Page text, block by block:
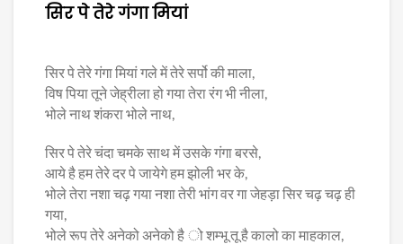
सिर पे तेरे गंगा मियां
सिर पे तेरे गंगा मियां गले में तेरे सर्पो की माला,
विष पिया तूने जेह्रीला हो गया तेरा रंग भी नीला,
भोले नाथ शंकरा भोले नाथ,
सिर पे तेरे चंदा चमके साथ में उसके गंगा बरसे,
आये है हम तेरे दर पे जायेगे हम झोली भर के,
भोले तेरा नशा चढ़ गया नशा तेरी भांग वर गा जेहड़ा सिर चढ़ चढ़ ही
गया,
भोले रूप तेरे अनेको अनेको है ो शम्भू तू है कालो का माहकाल,